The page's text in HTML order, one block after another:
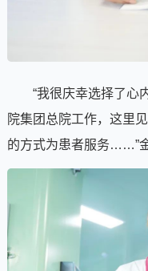
“我很庆幸选择了心
院集团总院工作，这里
的方式为患者服务……”